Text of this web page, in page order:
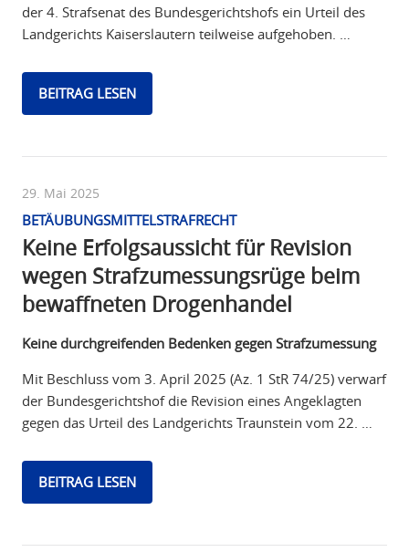
der 4. Strafsenat des Bundesgerichtshofs ein Urteil des
Landgerichts Kaiserslautern teilweise aufgehoben. …
BEITRAG LESEN
29. Mai 2025
BETÄUBUNGSMITTELSTRAFRECHT
Keine Erfolgsaussicht für Revision
wegen Strafzumessungsrüge beim
bewaffneten Drogenhandel
Keine durchgreifenden Bedenken gegen Strafzumessung
Mit Beschluss vom 3. April 2025 (Az. 1 StR 74/25) verwarf
der Bundesgerichtshof die Revision eines Angeklagten
gegen das Urteil des Landgerichts Traunstein vom 22. …
BEITRAG LESEN